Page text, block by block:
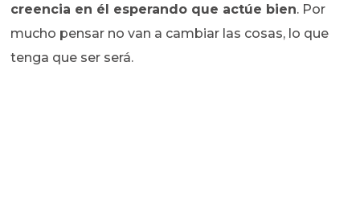
creencia en él esperando que actúe bien. Por
mucho pensar no van a cambiar las cosas, lo que
tenga que ser será.